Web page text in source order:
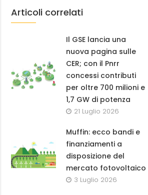
Articoli correlati
Il GSE lancia una
nuova pagina sulle
CER; con il Pnrr
concessi contributi
per oltre 700 milioni e
1,7 GW di potenza
21 Luglio 2026
Muffin: ecco bandi e
finanziamenti a
disposizione del
mercato fotovoltaico
3 Luglio 2026